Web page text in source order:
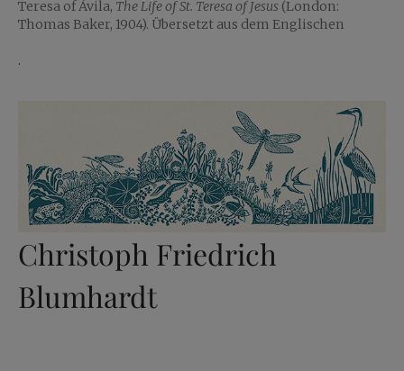
Teresa of Ávila, The Life of St. Teresa of Jesus (London:
Thomas Baker, 1904). Übersetzt aus dem Englischen
.
Christoph Friedrich
Blumhardt